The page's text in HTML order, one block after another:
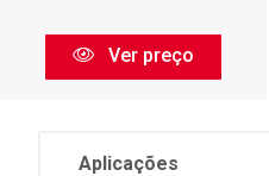
Ver preço
Aplicações